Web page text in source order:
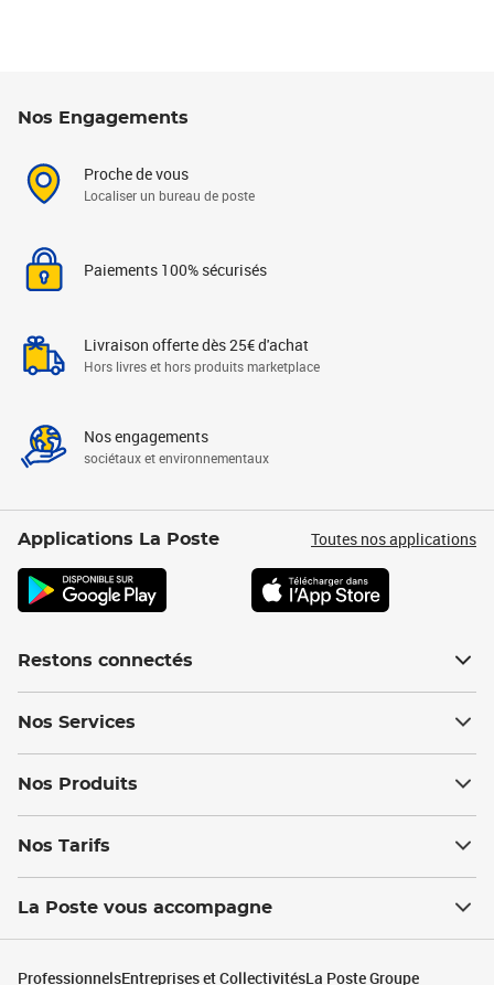
Nos Engagements
Proche de vous
Localiser un bureau de poste
Paiements 100% sécurisés
Livraison offerte dès 25€ d'achat
Hors livres et hors produits marketplace
Nos engagements
sociétaux et environnementaux
Applications La Poste Toutes nos applications
Restons connectés
Nos Services
Nos Produits
Nos Tarifs
La Poste vous accompagne
ProfessionnelsEntreprises et CollectivitésLa Poste Groupe